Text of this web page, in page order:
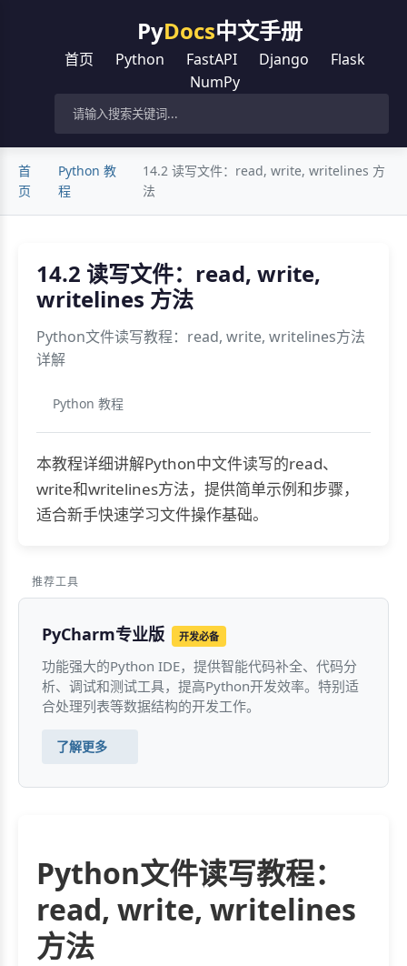
PyDocs中文手册
首页 Python FastAPI Django
Flask
NumPy
首
页
Python 教
程
14.2 读写文件：read, write, writelines 方
法
14.2 读写文件：read, write,
writelines 方法
Python文件读写教程：read, write, writelines方法
详解
Python 教程
本教程详细讲解Python中文件读写的read、
write和writelines方法，提供简单示例和步骤，
适合新手快速学习文件操作基础。
推荐工具
PyCharm专业版 开发必备
功能强大的Python IDE，提供智能代码补全、代码分
析、调试和测试工具，提高Python开发效率。特别适
合处理列表等数据结构的开发工作。
了解更多
Python文件读写教程：
read, write, writelines
方法